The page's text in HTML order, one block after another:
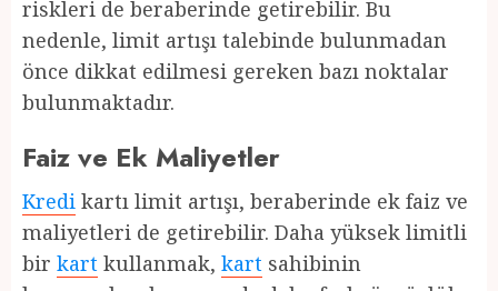
riskleri de beraberinde getirebilir. Bu
nedenle, limit artışı talebinde bulunmadan
önce dikkat edilmesi gereken bazı noktalar
bulunmaktadır.
Faiz ve Ek Maliyetler
Kredi kartı limit artışı, beraberinde ek faiz ve
maliyetleri de getirebilir. Daha yüksek limitli
bir kart kullanmak, kart sahibinin